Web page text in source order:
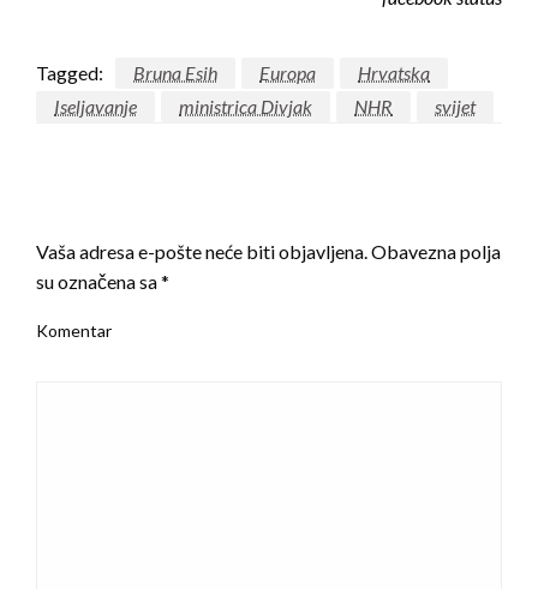
Tagged: Bruna Esih Europa
Hrvatska
Iseljavanje
ministrica Divjak NHR svijet
Vaša adresa e-pošte neće biti objavljena. Obavezna polja
su označena sa*
Komentar